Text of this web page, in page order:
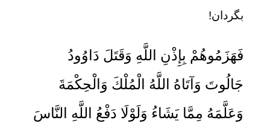
بگردان!
فَهَزَمُوهُمْ بِإِذْنِ اللَّهِ وَقَتَلَ دَاوُودُ
جَالُوتَ وَآتَاهُ اللَّهُ الْمُلْكَ وَالْحِكْمَةَ
وَعَلَّمَهُ مِمَّا يَشَاءُ وَلَوْلَا دَفْعُ اللَّهِ النَّاسَ